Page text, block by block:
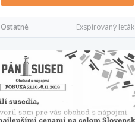
Ostatné Exspirovaný leták